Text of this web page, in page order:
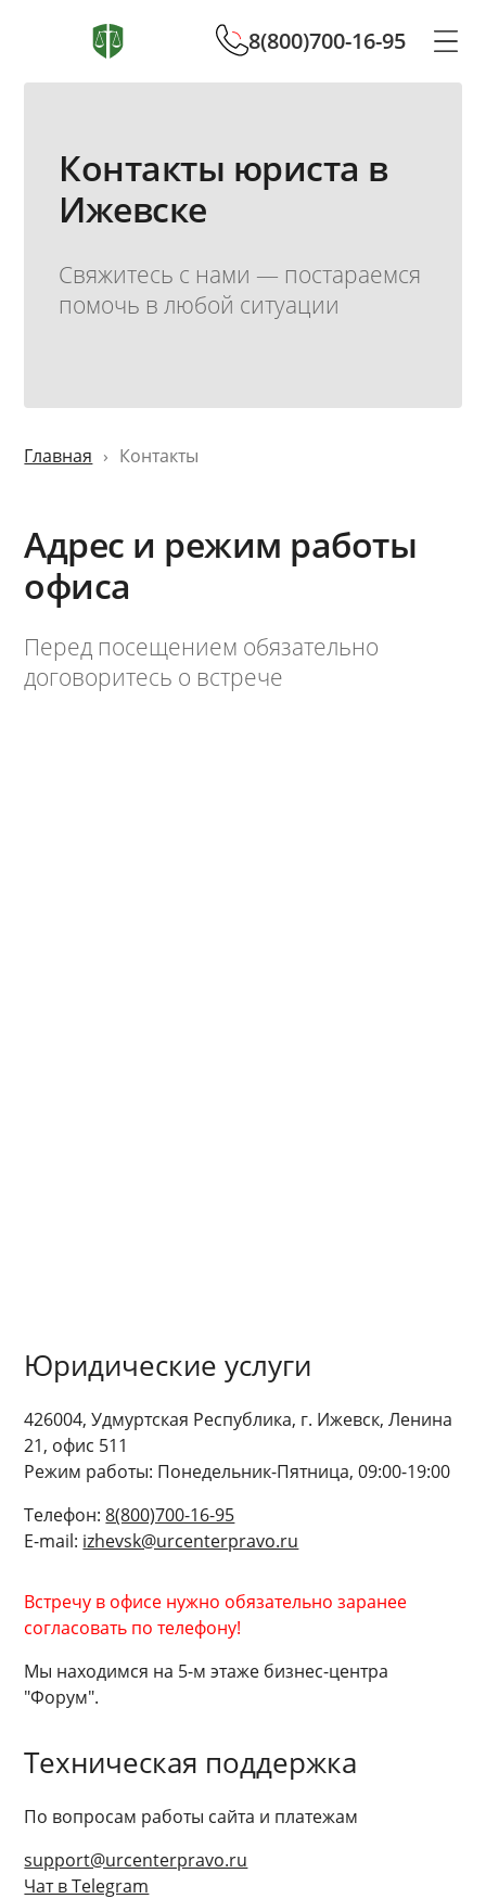
8(800)700-16-95
Контакты юриста в
Ижевске
Свяжитесь с нами — постараемся
помочь в любой ситуации
Главная Контакты
Адрес и режим работы
офиса
Перед посещением обязательно
договоритесь о встрече
Юридические услуги
426004, Удмуртская Республика, г. Ижевск, Ленина
21, офис 511
Режим работы: Понедельник-Пятница, 09:00-19:00
Телефон:8(800)700-16-95
E-mail: izhevsk@urcenterpravo.ru
Встречу в офисе нужно обязательно заранее
согласовать по телефону!
Мы находимся на 5-м этаже бизнес-центра
"Форум".
Техническая поддержка
По вопросам работы сайта и платежам
support@urcenterpravo.ru
Чат в Telegram